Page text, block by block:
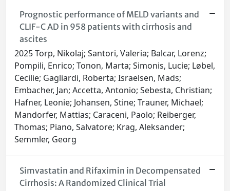
Prognostic performance of MELD variants and
CLIF-C AD in 958 patients with cirrhosis and
ascites
2025 Torp, Nikolaj; Santori, Valeria; Balcar, Lorenz;
Pompili, Enrico; Tonon, Marta; Simonis, Lucie; Løbel,
Cecilie; Gagliardi, Roberta; Israelsen, Mads;
Embacher, Jan; Accetta, Antonio; Sebesta, Christian;
Hafner, Leonie; Johansen, Stine; Trauner, Michael;
Mandorfer, Mattias; Caraceni, Paolo; Reiberger,
Thomas; Piano, Salvatore; Krag, Aleksander;
Semmler, Georg
Simvastatin and Rifaximin in Decompensated
Cirrhosis: A Randomized Clinical Trial